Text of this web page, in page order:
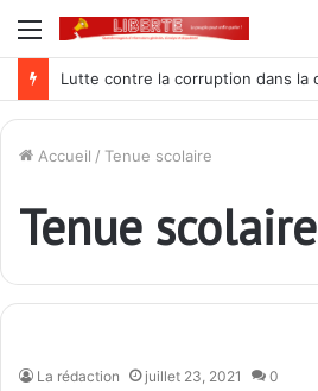
Menu
Accueil / Tenue scolaire
Tenue scolaire
La rédaction juillet 23, 2021 0